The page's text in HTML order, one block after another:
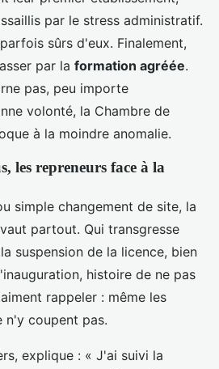
par le stress administratif.
sûrs d'eux. Finalement,
par la formation agréée.
pas, peu importe
volonté, la Chambre de
à la moindre anomalie.
les repreneurs face à la
simple changement de site, la
partout. Qui transgresse
suspension de la licence, bien
histoire de ne pas
rappeler : même les
n'y coupent pas.
explique : « J'ai suivi la